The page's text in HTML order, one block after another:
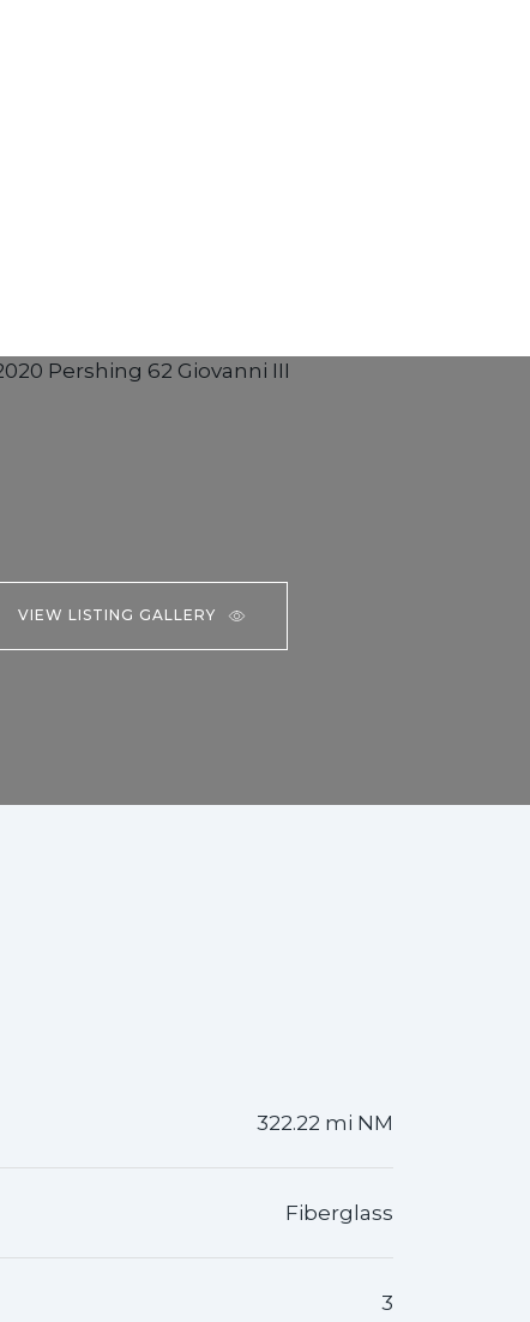
VIEW LISTING GALLERY
322.22 mi NM
Fiberglass
3